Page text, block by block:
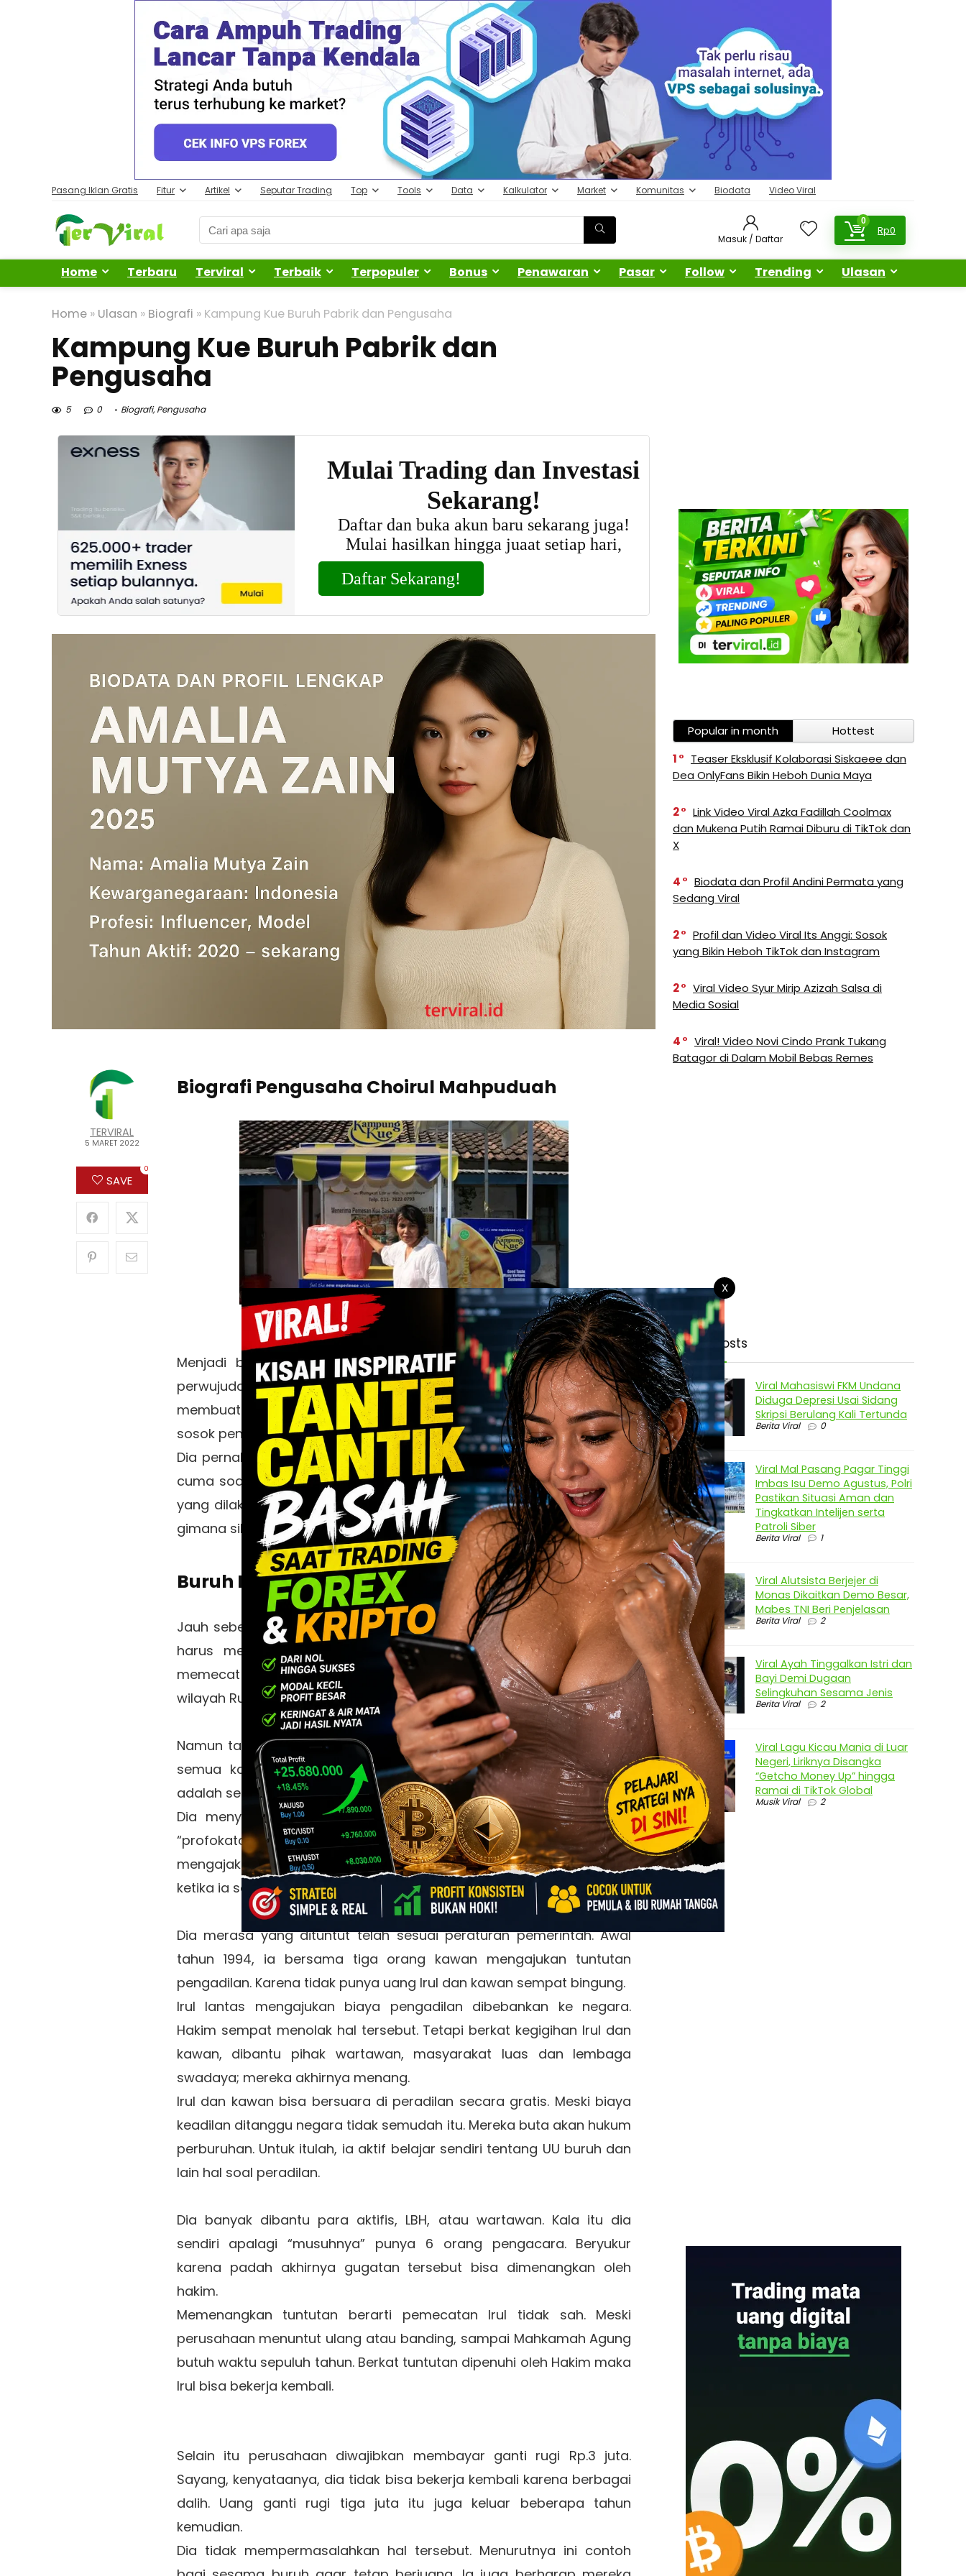
Pasang Iklan Gratis Fitur Artikel Seputar Trading Top Tools Data Kalkulator Market Komunitas Biodata Video Viral
Masuk / Daftar
0
Rp0
Home Terbaru Terviral Terbaik Terpopuler Bonus Penawaran Pasar Follow Trending Ulasan
Home » Ulasan » Biografi » Kampung Kue Buruh Pabrik dan Pengusaha
Kampung Kue Buruh Pabrik dan
Pengusaha
5 0 Biografi,Pengusaha
TERVIRAL
5 MARET 2022
SAVE
0
Biografi Pengusaha Choirul Mahpuduah
Menjadi buruh pabrik dan pengusaha. Kampung kue merupakan
perwujudan pemberdayaan. Ia pernah dipecat perusahaan. Itu tak
membuat Choirul Mahpuduah atau Bu Irul terpuruk. Ia pun menjadi
sosok penggagas kampung kue yang terkenal itu.
Dia pernah diliput media asing loh. Ternyata usut punya usut, bukan
cuma soal itu, ternyata sosok Irul merupakan satu aktifis buruh. Apa
yang dilakoninya sekarang tidak jauh dari buruh dan kaki lima. Terus
gimana sih ceritanya? Berikut kisahnya:
Buruh Pabrik Jadi Pengusaha
Jauh sebelum dia pernah bekerja menjadi buruh pabrik. Apes karena
harus menerima PHK sepihak. Irul bercerita kenapa perusahaan
memecat dia. Tahun 1990, dia bekerja menjadi buruh aneka macam di
wilayah Rungkut, Surabaya.
Namun tahun 1993 akhir, diberhentikan oleh perusahaan sepihak dan
semua karena dia terlalu vokal. Yah, seperti penulis jelaskan dia
adalah seorang aktifis. Dia sering menyerukan hak- hak buruh wanita.
Dia menyerukan soal cuit haid dan sebagainya. Irul juga dikenal
“profokator” teman- teman buat berdemo. Irul memang getol
mengajak buruh bersuara atas hak mereka. Perasaan kecewa berat
ketika ia sadar bahwa dirinya dipecat.
Dia merasa yang dituntut telah sesuai peraturan pemerintah. Awal
tahun 1994, ia bersama tiga orang kawan mengajukan tuntutan
pengadilan. Karena tidak punya uang Irul dan kawan sempat bingung.
Irul lantas mengajukan biaya pengadilan dibebankan ke negara.
Hakim sempat menolak hal tersebut. Tetapi berkat kegigihan Irul dan
kawan, dibantu pihak wartawan, masyarakat luas dan lembaga
swadaya; mereka akhirnya menang.
Irul dan kawan bisa bersuara di peradilan secara gratis. Meski biaya
keadilan ditanggu negara tidak semudah itu. Mereka buta akan hukum
perburuhan. Untuk itulah, ia aktif belajar sendiri tentang UU buruh dan
lain hal soal peradilan.
Dia banyak dibantu para aktifis, LBH, atau wartawan. Kala itu dia
sendiri apalagi “musuhnya” punya 6 orang pengacara. Beryukur
karena padah akhirnya gugatan tersebut bisa dimenangkan oleh
hakim.
Memenangkan tuntutan berarti pemecatan Irul tidak sah. Meski
perusahaan menuntut ulang atau banding, sampai Mahkamah Agung
butuh waktu sepuluh tahun. Berkat tuntutan dipenuhi oleh Hakim maka
Irul bisa bekerja kembali.
Selain itu perusahaan diwajibkan membayar ganti rugi Rp.3 juta.
Sayang, kenyataanya, dia tidak bisa bekerja kembali karena berbagai
dalih. Uang ganti rugi tiga juta itu juga keluar beberapa tahun
kemudian.
Dia tidak mempermasalahkan hal tersebut. Menurutnya ini contoh
Popular in month
Hottest
1
Teaser Eksklusif Kolaborasi Siskaeee dan
Dea OnlyFans Bikin Heboh Dunia Maya
2
Link Video Viral Azka Fadillah Coolmax
dan Mukena Putih Ramai Diburu di TikTok dan
X
4
Biodata dan Profil Andini Permata yang
Sedang Viral
2
Profil dan Video Viral Its Anggi: Sosok
yang Bikin Heboh TikTok dan Instagram
2
Viral Video Syur Mirip Azizah Salsa di
Media Sosial
4
Viral! Video Novi Cindo Prank Tukang
Batagor di Dalam Mobil Bebas Remes
Latest Posts
Viral Mahasiswi FKM Undana
Diduga Depresi Usai Sidang
Skripsi Berulang Kali Tertunda
Berita Viral 0
Viral Mal Pasang Pagar Tinggi
Imbas Isu Demo Agustus, Polri
Pastikan Situasi Aman dan
Tingkatkan Intelijen serta
Patroli Siber
Berita Viral 1
Viral Alutsista Berjejer di
Monas Dikaitkan Demo Besar,
Mabes TNI Beri Penjelasan
Berita Viral 2
Viral Ayah Tinggalkan Istri dan
Bayi Demi Dugaan
Selingkuhan Sesama Jenis
Berita Viral 2
Viral Lagu Kicau Mania di Luar
Negeri, Liriknya Disangka
“Getcho Money Up” hingga
Ramai di TikTok Global
Musik Viral 2
X